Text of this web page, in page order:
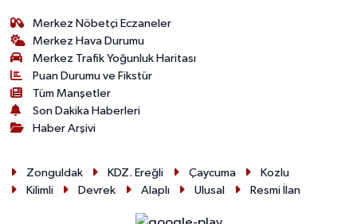
Merkez Nöbetçi Eczaneler
Merkez Hava Durumu
Merkez Trafik Yoğunluk Haritası
Puan Durumu ve Fikstür
Tüm Manşetler
Son Dakika Haberleri
Haber Arşivi
Zonguldak KDZ. Ereğli Çaycuma
Kozlu
Kilimli
Devrek Alaplı Ulusal Resmi İlan